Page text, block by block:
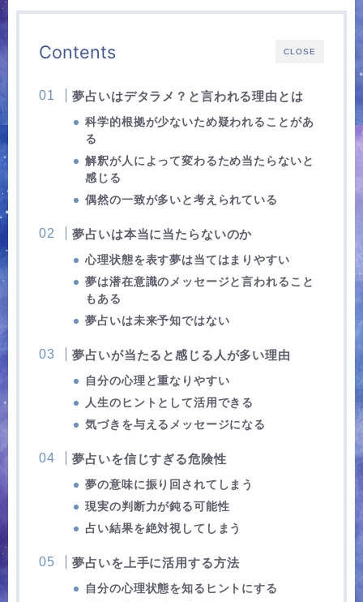
CLOSE
Contents
夢占いはデタラメ？と言われる理由とは
科学的根拠が少ないため疑われることがあ
る
解釈が人によって変わるため当たらないと
感じる
偶然の一致が多いと考えられている
夢占いは本当に当たらないのか
心理状態を表す夢は当てはまりやすい
夢は潜在意識のメッセージと言われること
もある
夢占いは未来予知ではない
夢占いが当たると感じる人が多い理由
自分の心理と重なりやすい
人生のヒントとして活用できる
気づきを与えるメッセージになる
夢占いを信じすぎる危険性
夢の意味に振り回されてしまう
現実の判断力が鈍る可能性
占い結果を絶対視してしまう
夢占いを上手に活用する方法
自分の心理状態を知るヒントにする